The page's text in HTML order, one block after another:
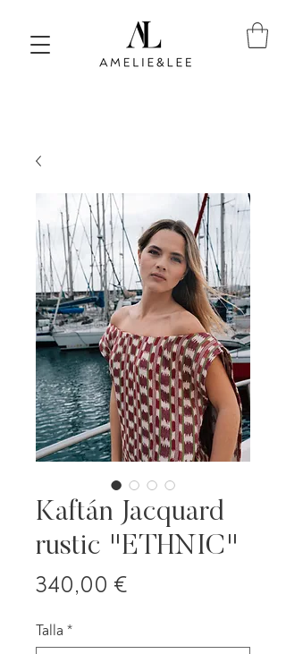
Kaftán Jacquard
rustic "ETHNIC"
340,00 €
Talla *